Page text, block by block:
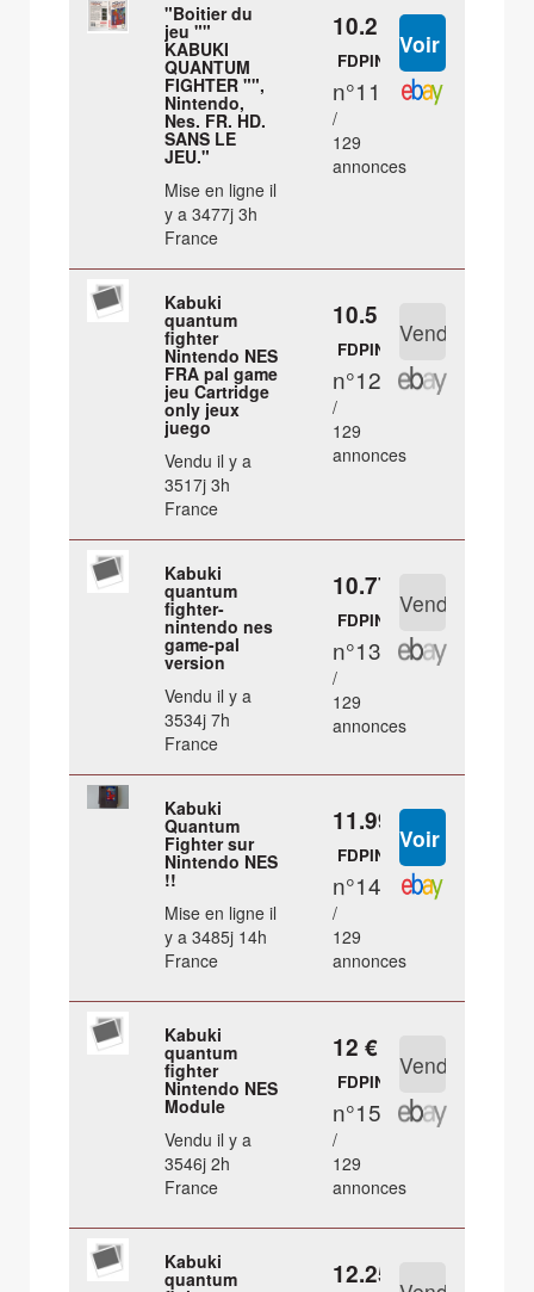
"Boitier du
jeu ""
KABUKI
QUANTUM
FIGHTER "",
Nintendo,
Nes. FR. HD.
SANS LE
JEU."
Mise en ligne il
y a 3477j 3h
France
10.2 €
FDPIN
n°11
/
129
annonces
Kabuki
quantum
fighter
Nintendo NES
FRA pal game
jeu Cartridge
only jeux
juego
Vendu il y a
3517j 3h
France
10.5 €
FDPIN
n°12
/
129
annonces
Kabuki
quantum
fighter-
nintendo nes
game-pal
version
Vendu il y a
3534j 7h
France
10.77 €
FDPIN
n°13
/
129
annonces
Kabuki
Quantum
Fighter sur
Nintendo NES
!!
Mise en ligne il
y a 3485j 14h
France
11.99 €
FDPIN
n°14
/
129
annonces
Kabuki
quantum
fighter
Nintendo NES
Module
Vendu il y a
3546j 2h
France
12 €
FDPIN
n°15
/
129
annonces
Kabuki
quantum 12.25 €